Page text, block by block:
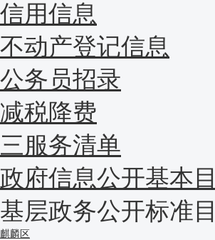
信用信息
不动产登记信息
公务员招录
减税降费
三服务清单
政府信息公开基本
基层政务公开标准
麒麟区